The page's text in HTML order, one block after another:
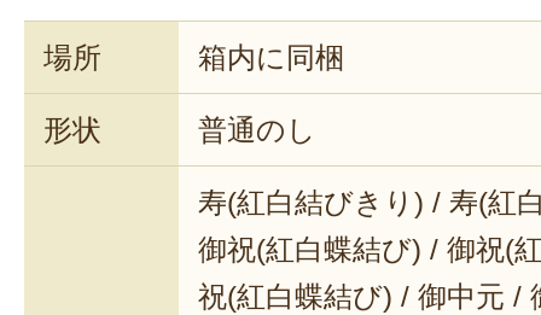
場所 箱内に同梱
形状 普通のし
寿(紅白結びきり) / 寿(紅
御祝(紅白蝶結び) / 御祝(
祝(紅白蝶結び) / 御中元 /